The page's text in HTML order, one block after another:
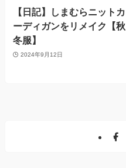
【日記】しまむらニットカ
ーディガンをリメイク【秋
冬服】
2024年9月12日